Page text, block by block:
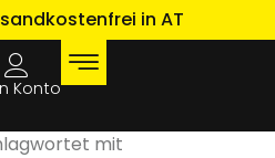
in AT
Konto
mit